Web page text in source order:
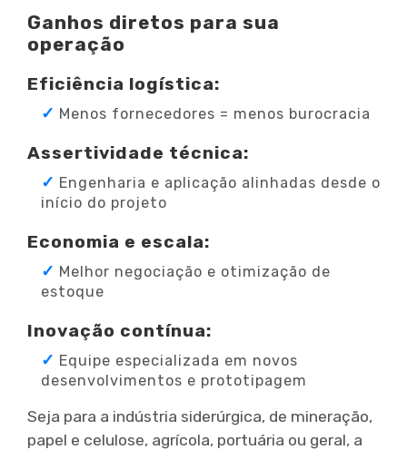
Ganhos diretos para sua
operação
Eficiência logística:
Menos fornecedores = menos burocracia
Assertividade técnica:
Engenharia e aplicação alinhadas desde o
início do projeto
Economia e escala:
Melhor negociação e otimização de
estoque
Inovação contínua:
Equipe especializada em novos
desenvolvimentos e prototipagem
Seja para a indústria siderúrgica, de mineração,
papel e celulose, agrícola, portuária ou geral, a